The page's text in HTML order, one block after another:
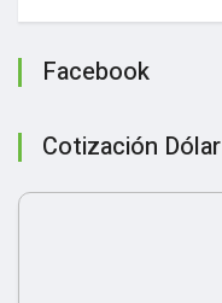
Facebook
Cotización Dólar